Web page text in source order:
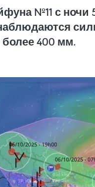
№11 с ночи
400 мм.